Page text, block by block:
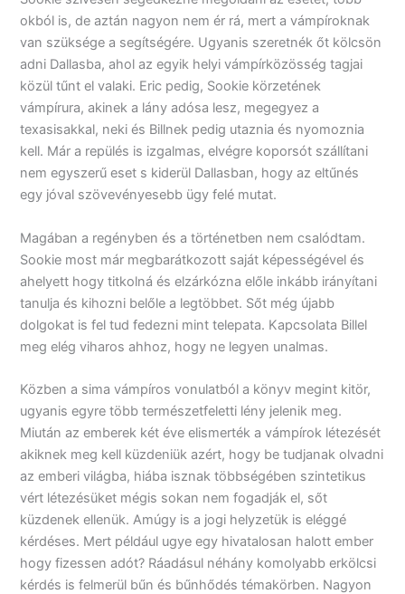
okból is, de aztán nagyon nem ér rá, mert a vámpíroknak
van szüksége a segítségére. Ugyanis szeretnék őt kölcsön
adni Dallasba, ahol az egyik helyi vámpírközösség tagjai
közül tűnt el valaki. Eric pedig, Sookie körzetének
vámpírura, akinek a lány adósa lesz, megegyez a
texasisakkal, neki és Billnek pedig utaznia és nyomoznia
kell. Már a repülés is izgalmas, elvégre koporsót szállítani
nem egyszerű eset s kiderül Dallasban, hogy az eltűnés
egy jóval szövevényesebb ügy felé mutat.
Magában a regényben és a történetben nem csalódtam.
Sookie most már megbarátkozott saját képességével és
ahelyett hogy titkolná és elzárkózna előle inkább irányítani
tanulja és kihozni belőle a legtöbbet. Sőt még újabb
dolgokat is fel tud fedezni mint telepata. Kapcsolata Billel
meg elég viharos ahhoz, hogy ne legyen unalmas.
Közben a sima vámpíros vonulatból a könyv megint kitör,
ugyanis egyre több természetfeletti lény jelenik meg.
Miután az emberek két éve elismerték a vámpírok létezését
akiknek meg kell küzdeniük azért, hogy be tudjanak olvadni
az emberi világba, hiába isznak többségében szintetikus
vért létezésüket mégis sokan nem fogadják el, sőt
küzdenek ellenük. Amúgy is a jogi helyzetük is eléggé
kérdéses. Mert például ugye egy hivatalosan halott ember
hogy fizessen adót? Ráadásul néhány komolyabb erkölcsi
kérdés is felmerül bűn és bűnhődés témakörben. Nagyon